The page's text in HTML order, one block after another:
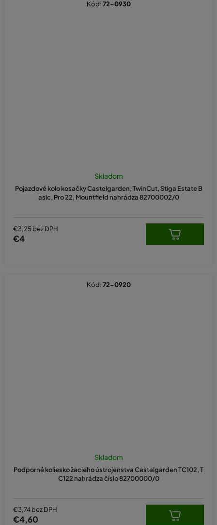
Pojazdové kolo kosačky Castelgarden, TwinCut, Stiga Estate B
asic, Pro 22, Mountfield nahrádza 82700002/0
Skladom
€3,25 bez DPH
€4
Kód:72-0930
Podporné koliesko žacieho ústrojenstva Castelgarden TC102, T
C122 nahrádza číslo 82700000/0
Skladom
€3,74 bez DPH
€4,60
Kód:72-0920